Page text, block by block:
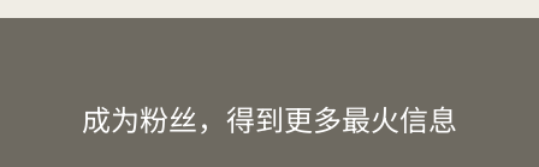
成为粉丝，得到更多最火信息